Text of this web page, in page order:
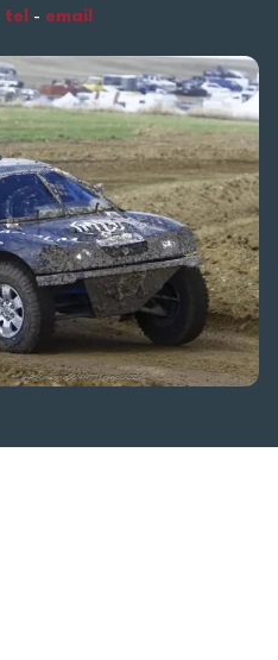
tel - email